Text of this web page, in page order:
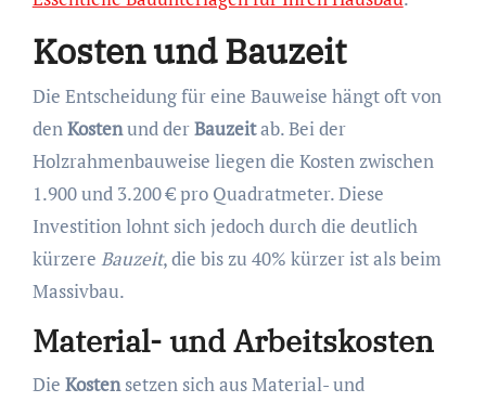
Kosten und Bauzeit
Die Entscheidung für eine Bauweise hängt oft von
denKostenund derBauzeitab. Bei der
Holzrahmenbauweise liegen die Kosten zwischen
1.900 und 3.200 € pro Quadratmeter. Diese
Investition lohnt sich jedoch durch die deutlich
kürzere Bauzeit, die bis zu 40% kürzer ist als beim
Massivbau.
Material- und Arbeitskosten
Die Kostensetzen sich aus Material- und